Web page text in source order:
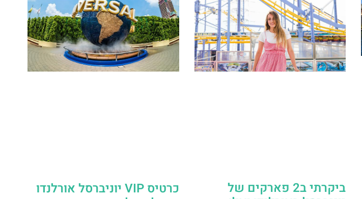
ביקרתי ב2 פארקים של
כרטיס VIP יוניברסל אורלנדו